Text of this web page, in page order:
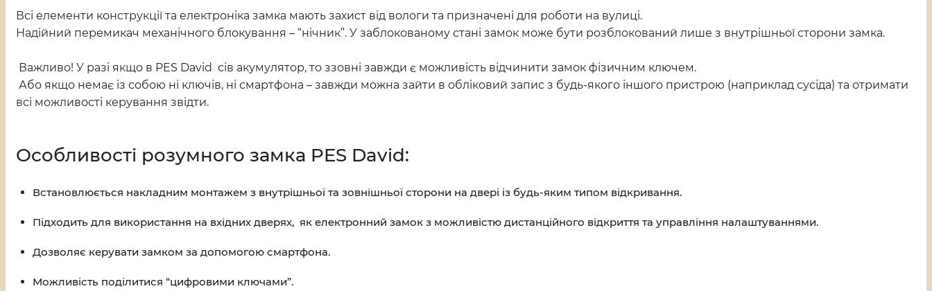
Всі елементи конструкції та електроніка замка мають захист від вологи та призначені для роботи на вулиці.
Надійний перемикач механічного блокування – “нічник”. У заблокованому стані замок може бути розблокований лише з внутрішньої сторони замка.
Важливо! У разі якщо в PES David сів акумулятор, то ззовні завжди є можливість відчинити замок фізичним ключем.
Або якщо немає із собою ні ключів, ні смартфона – завжди можна зайти в обліковий запис з будь-якого іншого пристрою (наприклад сусіда) та отримати
всі можливості керування звідти.
Особливості розумного замка PES David:
Встановлюється накладним монтажем з внутрішньої та зовнішньої сторони на двері із будь-яким типом відкривання.
Підходить для використання на вхідних дверях, як електронний замок з можливістю дистанційного відкриття та управління налаштуваннями.
Дозволяє керувати замком за допомогою смартфона.
Можливість поділитися “цифровими ключами”.